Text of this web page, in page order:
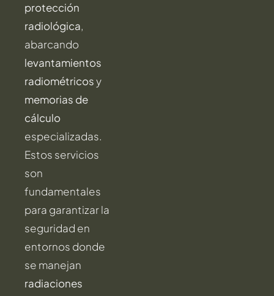
protección
radiológica,
abarcando
levantamientos
radiométricosy
memorias de
cálculo
especializadas.
Estos servicios
son
fundamentales
para garantizar la
seguridad en
entornos donde
se manejan
radiaciones